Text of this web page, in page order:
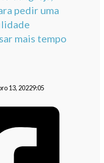
pedir uma
mais tempo
13, 20229:05